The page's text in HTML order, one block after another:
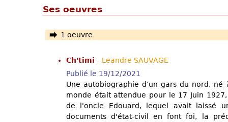
Ses oeuvres
1 oeuvre
Ch'timi - Leandre SAUVAGE
Publié le 19/12/2021
Une autobiographie d’un gars du nord,
monde était attendue pour le 17 Juin
de l'oncle Edouard, lequel avait laissé
documents d'état-civil en font foi, la